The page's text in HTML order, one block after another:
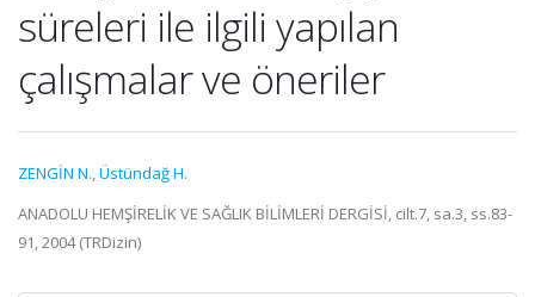
süreleri ile ilgili yapılan
çalışmalar ve öneriler
ZENGİN N.,Üstündağ H.
ANADOLU HEMŞİRELİK VE SAĞLIK BİLİMLERİ DERGİSİ, cilt.7, sa.3, ss.83-
91, 2004 (TRDizin)